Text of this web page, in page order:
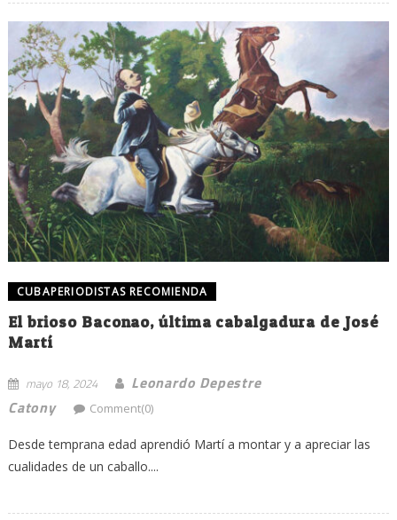
CUBAPERIODISTAS RECOMIENDA
El brioso Baconao, última cabalgadura de José
Martí
mayo 18, 2024
Leonardo Depestre
Catony
Comment(0)
Desde temprana edad aprendió Martí a montar y a apreciar las
cualidades de un caballo....